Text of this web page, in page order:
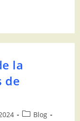
la
de
Blog